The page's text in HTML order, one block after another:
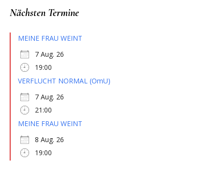
Nächsten Termine
MEINE FRAU WEINT
7 Aug. 26
19:00
VERFLUCHT NORMAL (OmU)
7 Aug. 26
21:00
MEINE FRAU WEINT
8 Aug. 26
19:00